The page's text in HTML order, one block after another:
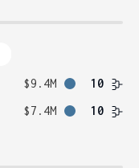
$9.4M
10
$7.4M 10